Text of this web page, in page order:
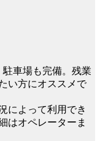
車場も完備。残業
い方にオススメで
によって利用でき
はオペレーターま